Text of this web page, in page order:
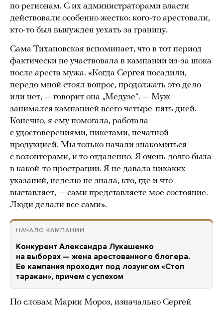
по регионам. С их администраторами власти
действовали особенно жестко: кого-то арестовали,
кто-то был вынужден уехать за границу.
Сама Тихановская вспоминает, что в тот период
фактически не участвовала в кампании из-за шока
после ареста мужа. «Когда Сергея посадили,
передо мной стоял вопрос, продолжать это дело
или нет, — говорит она „Медузе“. — Муж
занимался кампанией всего четыре-пять дней.
Конечно, я ему помогала, работала
с удостоверениями, пикетами, печатной
продукцией. Мы только начали знакомиться
с волонтерами, и то отдаленно. Я очень долго была
в какой-то прострации. Я не давала никаких
указаний, неделю не знала, кто, где и что
выставляет, — сами представляете мое состояние.
Люди делали все сами».
НАЧАЛО КАМПАНИИ
Конкурент Александра Лукашенко
на выборах — жена арестованного блогера.
Ее кампания проходит под лозунгом «Стоп
таракан», причем с успехом
По словам Марии Мороз, изначально Сергей